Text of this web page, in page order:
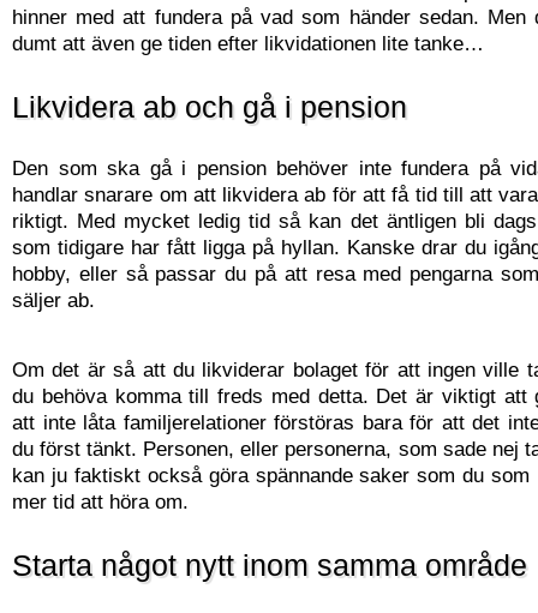
hinner med att fundera på vad som händer sedan.
dumt att även ge tiden efter likvidationen lite tanke…
Likvidera ab och gå i pension
Den som ska gå i pension behöver inte fundera på
handlar snarare om att likvidera ab för att få tid till att
riktigt. Med mycket ledig tid så kan det äntligen bli
som tidigare har fått ligga på hyllan. Kanske drar du
hobby, eller så passar du på att resa med pengarna
säljer ab.
Om det är så att du likviderar bolaget för att ingen ville
du behöva komma till freds med detta. Det är viktigt att
att inte låta familjerelationer förstöras bara för att det
du först tänkt. Personen, eller personerna, som sade nej
kan ju faktiskt också göra spännande saker som du som
mer tid att höra om.
Starta något nytt inom samma område